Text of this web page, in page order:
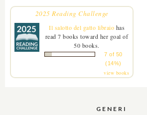
2025 Reading Challenge
Il salotto del gatto libraio has
read 7 books toward her goal of
50 books.
7 of 50
(14%)
view books
GENERI